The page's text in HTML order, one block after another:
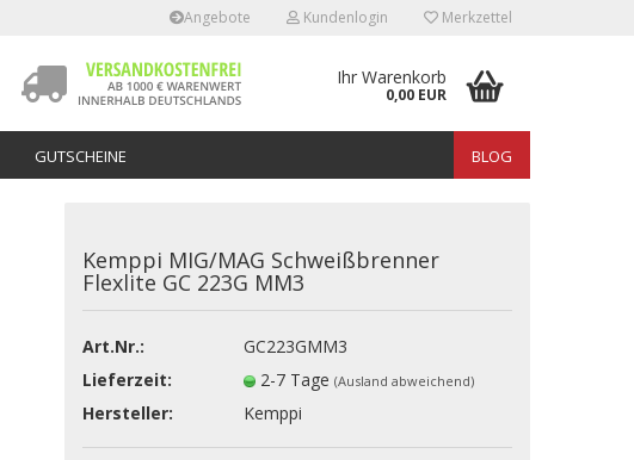
Angebote Kundenlogin
Konto erstellen
Passwort vergessen?
Merkzettel
Ihr Warenkorb
0,00 EUR
GUTSCHEINE BLOG
Kemppi MIG/MAG Schweißbrenner
Flexlite GC 223G MM3
Art.Nr.:
GC223GMM3
Lieferzeit:
2-7 Tage (Ausland abweichend)
Hersteller: Kemppi